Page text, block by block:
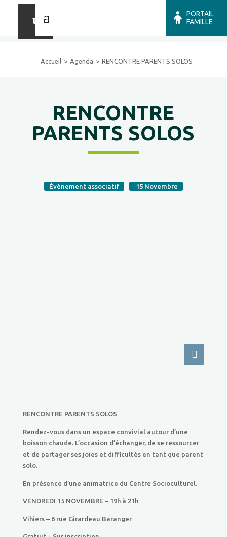
PORTAIL
FAMILLE
Accueil Agenda RENCONTRE PARENTS SOLOS
RENCONTRE
PARENTS SOLOS
Événement associatif 15 Novembre
RENCONTRE PARENTS SOLOS
Rendez-vous dans un espace convivial autour d’une
boisson chaude. L’occasion d’échanger, de se ressourcer
et de partager ses joies et difficultés en tant que parent
solo.
En présence d’une animatrice du Centre Socioculturel.
VENDREDI 15 NOVEMBRE – 19h à 21h
Vihiers – 6 rue Girardeau Baranger